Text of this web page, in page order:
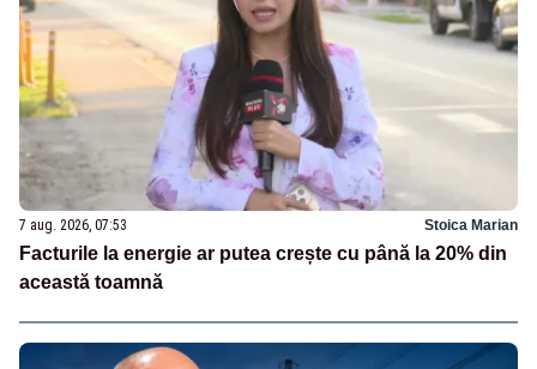
7 aug. 2026, 07:53 Stoica Marian
Facturile la energie ar putea crește cu până la 20% din
această toamnă